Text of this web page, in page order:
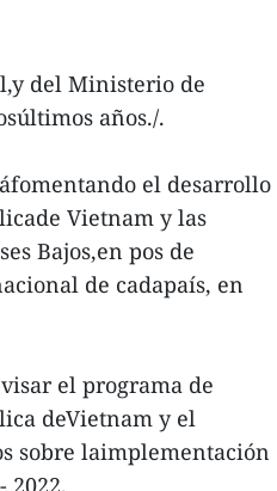
del Ministerio de
años./.
el desarrollo
Vietnam y las
Bajos,en pos de
de cadapaís, en
el programa de
deVietnam y el
sobre laimplementación
2022.